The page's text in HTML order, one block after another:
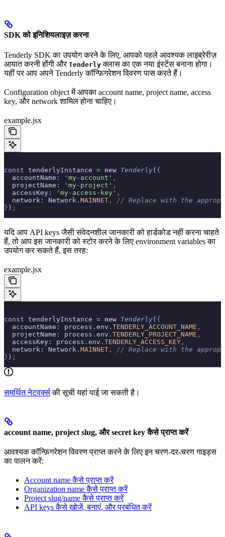
SDK को इनिशियलाइज़ करना
Tenderly SDK का उपयोग करने के लिए, आपको पहले आवश्यक लाइब्रेरीज़
आयात करनी होंगी और Tenderly क्लास का एक नया इंस्टेंस बनाना होगा।
यहीं पर आप अपने Tenderly कॉन्फ़िगरेशन विवरण पास करते हैं।
Configuration object में आपका account name, project name, access
key, और network शामिल होना चाहिए।
example.jsx
const tenderlyInstance = new Tenderly( {
  accountName
: 'my-account' ,
  projectName
: 'my-project' ,
  accessKey
: 'my-access-key' ,
  network
: Network . MAINNET ,
// Replace with the
} ) ;
यदि आप API keys जैसी संवेदनशील जानकारी को हार्डकोड नहीं करना चाहते
हैं, तो आप इस जानकारी को स्टोर करने के लिए environment variables का
उपयोग कर सकते हैं, इस तरह:
example.jsx
const tenderlyInstance = new Tenderly( {
  accountName
: process . env . TENDERLY_ACCOUNT_NAME ,
  projectName
: process . env . TENDERLY_PROJECT_NAME ,
  accessKey
: process . env . TENDERLY_ACCESS_KEY ,
  network
: Network . MAINNET ,
// Replace with the
} ) ;
समर्थित नेटवर्क्सकी सूची यहां पाई जा सकती है।
account name, project slug, और secret key कैसे प्राप्त करें
आवश्यक कॉन्फ़िगरेशन विवरण प्राप्त करने के लिए इन चरण-दर-चरण गाइड्स
का पालन करें:
Account name कैसे प्राप्त करें
Organization name कैसे प्राप्त करें
Project slug/name कैसे प्राप्त करें
API keys कैसे खोजें, बनाएं, और प्रबंधित करें